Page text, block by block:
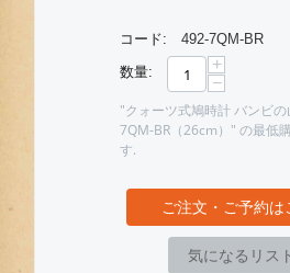
コード:
492-7QM-BR
数量:
+
−
"クォーツ式鳩時計 バンビ
7QM-BR（26cm）" の最低
す.
ご注文・ご予約
気になるリス